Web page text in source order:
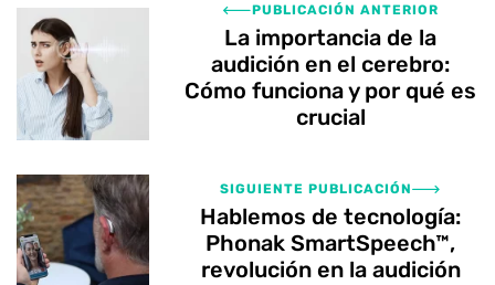
PUBLICACIÓN ANTERIOR
La importancia de la
audición en el cerebro:
Cómo funciona y por qué es
crucial
SIGUIENTE PUBLICACIÓN
Hablemos de tecnología:
Phonak SmartSpeech™,
revolución en la audición